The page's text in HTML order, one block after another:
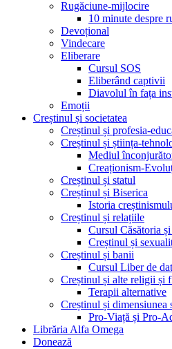
Rugăciune-mijlocire
10 minute despre
Devoțional
Vindecare
Eliberare
Cursul SOS
Eliberând captivii
Diavolul în fața
Emoții
Creștinul și societatea
Creștinul și profesia-
Creștinul și știința-
Mediul
Creaționism-
Creștinul și statul
Creștinul și Biserica
Istoria
Creștinul și relațiile
Cursul Căsătoria
Creștinul și
Creștinul și banii
Cursul Liber de
Creștinul și alte religii și
Terapii alternative
Creștinul și dimensiunea
Pro-Viață și Pro-
Librăria Alfa Omega
Donează